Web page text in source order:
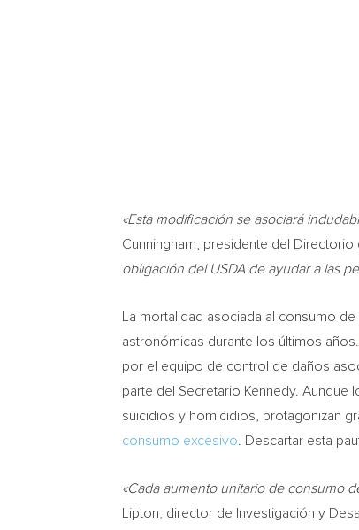
«Esta modificación se asociará
Cunningham , presidente del Directorio
obligación del USDA de ayudar a las
La mortalidad asociada al consumo
astronómicas durante los últimos años.
por el equipo de control de daños
parte del Secretario Kennedy.
suicidios y homicidios, protagonizan
consumo excesivo . Descartar esta
«Cada aumento unitario de consumo
Lipton , director de Investigación y